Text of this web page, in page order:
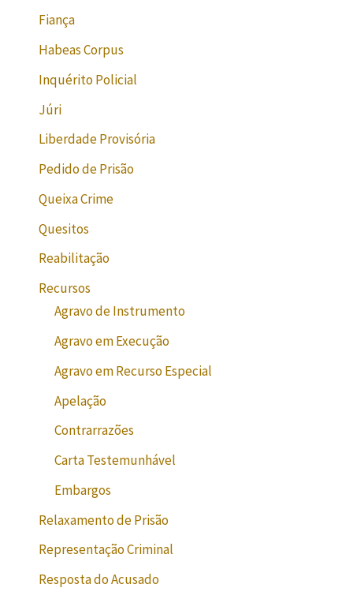
Fiança
Habeas Corpus
Inquérito Policial
Júri
Liberdade Provisória
Pedido de Prisão
Queixa Crime
Quesitos
Reabilitação
Recursos
Agravo de Instrumento
Agravo em Execução
Agravo em Recurso Especial
Apelação
Contrarrazões
Carta Testemunhável
Embargos
Relaxamento de Prisão
Representação Criminal
Resposta do Acusado